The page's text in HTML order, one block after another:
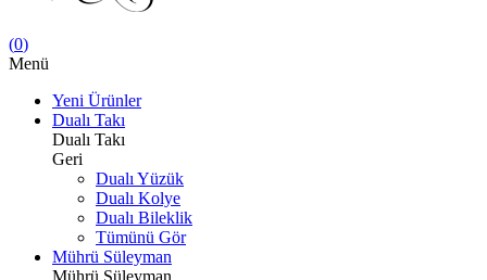
(0)
Menü
Yeni Ürünler
Dualı Takı
Dualı Takı
Geri
Dualı Yüzük
Dualı Kolye
Dualı Bileklik
Tümünü Gör
Mührü Süleyman
Mührü Süleyman